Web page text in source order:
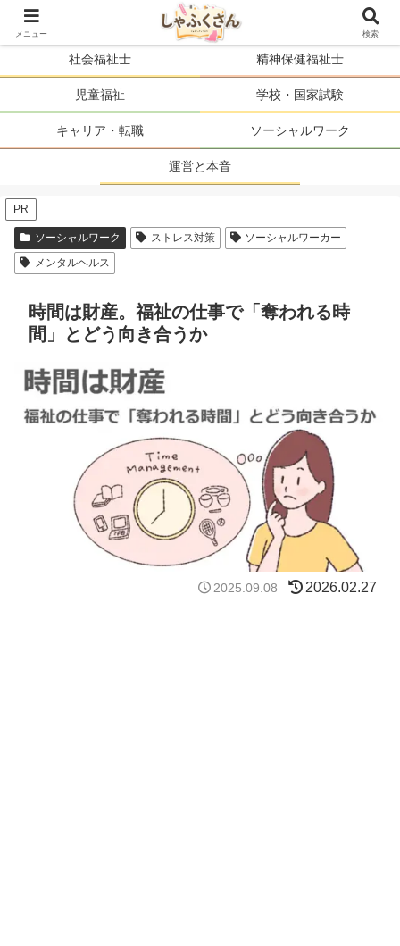
ソーシャルワーカーの人生を、まるごと支える。
社会福祉士 精神保健福祉士
児童福祉 学校・国家試験
キャリア・転職 ソーシャルワーク
運営と本音
PR
ソーシャルワーク ストレス対策
ソーシャルワーカー
メンタルヘルス
時間は財産。福祉の仕事で「奪われる時
間」とどう向き合うか
2025.09.08 2026.02.27
メニュー 検索